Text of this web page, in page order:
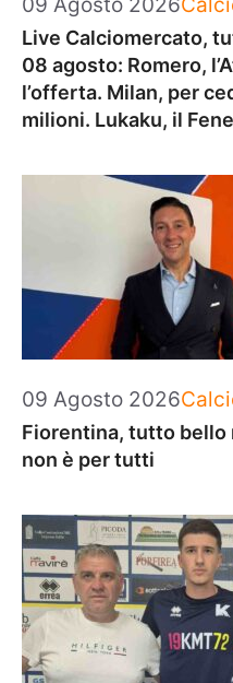
Live Calciomercato,
08 agosto: Romero,
l’offerta. Milan, per
milioni. Lukaku, il
09 Agosto 2026
Fiorentina, tutto bello
non è per tutti